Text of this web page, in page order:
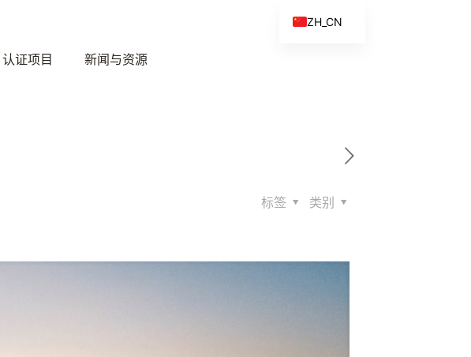
认证项目 新闻与资源
类别
标签
ZH_CN